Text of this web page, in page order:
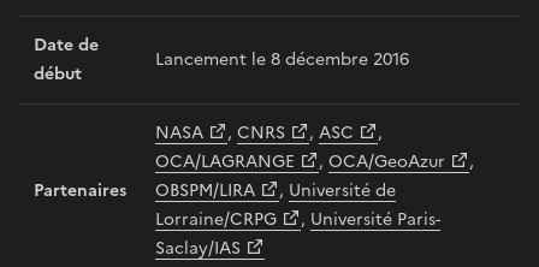
Date de
début
Lancement le 8 décembre 2016
Partenaires
NASA , CNRS , ASC
,
OCA/LAGRANGE
, OCA/GeoAzur
,
OBSPM/LIRA
, Université de
Lorraine/CRPG
, Université Paris-
Saclay/IAS